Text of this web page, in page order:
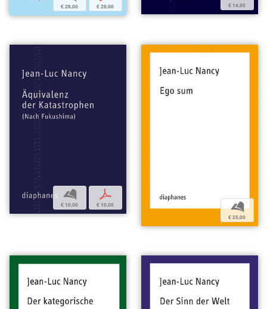
€ 28,00 € 28,00 € 14,95
b
€ 10,00
p
€ 10,00 b
€ 25,00